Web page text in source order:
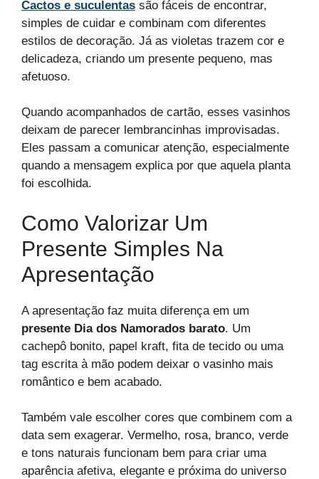
Cactos e suculentas são fáceis de encontrar,
simples de cuidar e combinam com diferentes
estilos de decoração. Já as violetas trazem cor e
delicadeza, criando um presente pequeno, mas
afetuoso.
Quando acompanhados de cartão, esses vasinhos
deixam de parecer lembrancinhas improvisadas.
Eles passam a comunicar atenção, especialmente
quando a mensagem explica por que aquela planta
foi escolhida.
Como Valorizar Um
Presente Simples Na
Apresentação
A apresentação faz muita diferença em um
presente Dia dos Namorados barato. Um
cachepô bonito, papel kraft, fita de tecido ou uma
tag escrita à mão podem deixar o vasinho mais
romântico e bem acabado.
Também vale escolher cores que combinem com a
data sem exagerar. Vermelho, rosa, branco, verde
e tons naturais funcionam bem para criar uma
aparência afetiva, elegante e próxima do universo